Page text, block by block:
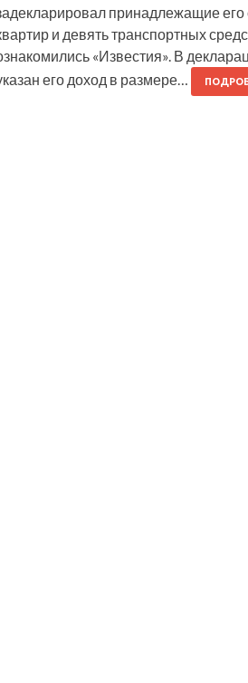
принадлежащие его
и девять транспортных
«Известия». В
его доход в размере…